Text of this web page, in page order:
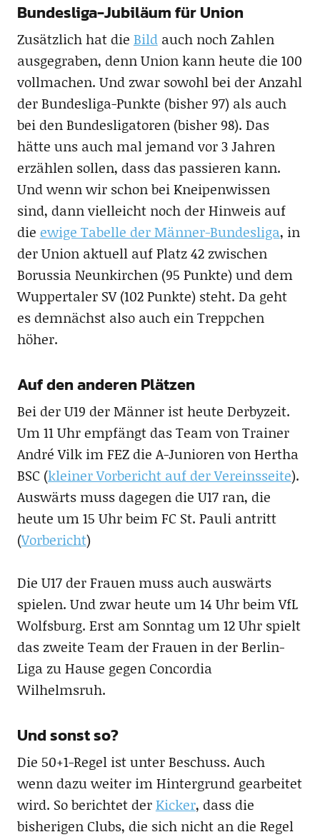
Bundesliga-Jubiläum für Union
Zusätzlich hat die Bildauch noch Zahlen
ausgegraben, denn Union kann heute die 100
vollmachen. Und zwar sowohl bei der Anzahl
der Bundesliga-Punkte (bisher 97) als auch
bei den Bundesligatoren (bisher 98). Das
hätte uns auch mal jemand vor 3 Jahren
erzählen sollen, dass das passieren kann.
Und wenn wir schon bei Kneipenwissen
sind, dann vielleicht noch der Hinweis auf
die ewige Tabelle der Männer-Bundesliga, in
der Union aktuell auf Platz 42 zwischen
Borussia Neunkirchen (95 Punkte) und dem
Wuppertaler SV (102 Punkte) steht. Da geht
es demnächst also auch ein Treppchen
höher.
Auf den anderen Plätzen
Bei der U19 der Männer ist heute Derbyzeit.
Um 11 Uhr empfängt das Team von Trainer
André Vilk im FEZ die A-Junioren von Hertha
BSC (kleiner Vorbericht auf der Vereinsseite).
Auswärts muss dagegen die U17 ran, die
heute um 15 Uhr beim FC St. Pauli antritt
(Vorbericht)
Die U17 der Frauen muss auch auswärts
spielen. Und zwar heute um 14 Uhr beim VfL
Wolfsburg. Erst am Sonntag um 12 Uhr spielt
das zweite Team der Frauen in der Berlin-
Liga zu Hause gegen Concordia
Wilhelmsruh.
Und sonst so?
Die 50+1-Regel ist unter Beschuss. Auch
wenn dazu weiter im Hintergrund gearbeitet
wird. So berichtet derKicker, dass die
bisherigen Clubs, die sich nicht an die Regel